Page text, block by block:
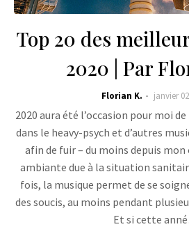
Top 20 des
2020 | Par
Florian K. janvier
2020 aura été l’occasion pour moi
dans le heavy-psych et d’autres
afin de fuir – du moins depuis
ambiante due à la situation
fois, la musique permet de se
des soucis, au moins pendant
Et si cette